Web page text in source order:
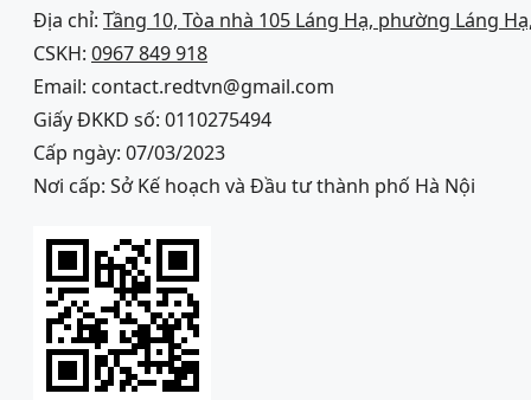
Địa chỉ: Tầng 10, Tòa nhà 105 Láng Hạ, phường Láng
CSKH: 0967 849 918
Email: contact.redtvn@gmail.com
Giấy ĐKKD số: 0110275494
Cấp ngày: 07/03/2023
Nơi cấp: Sở Kế hoạch và Đầu tư thành phố Hà Nội